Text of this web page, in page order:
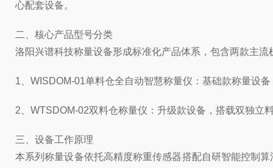
心配套设备。
二、核心产品型号分类
洛阳兴谱科技称量设备形成标准化产品体系，包含两款主
1、WISDOM-01单料仓全自动智慧称量仪：基础款称量设
2、WTSDOM-02双料仓称量仪：升级款设备，搭载双独立
三、设备工作原理
本系列称量设备依托高精度称重传感器搭配自研智能控制